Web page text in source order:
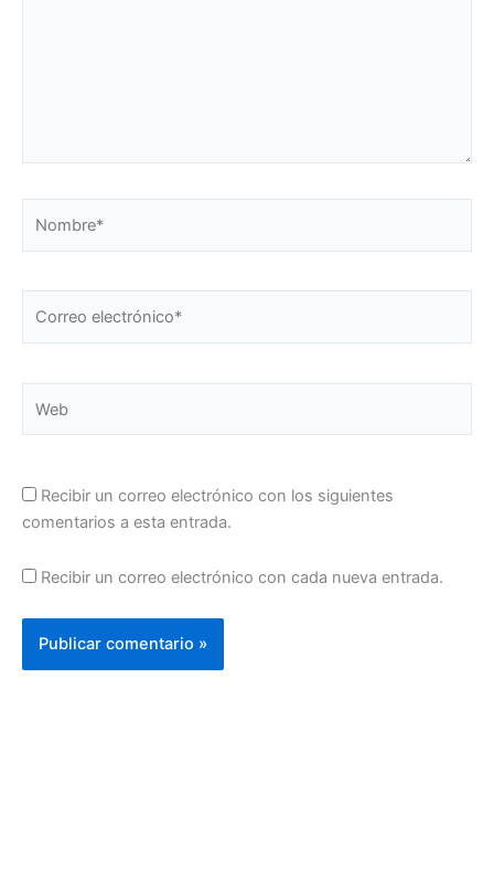
electrónico*
Recibir un correo electrónico con los siguientes
comentarios a esta entrada.
Recibir un correo electrónico con cada nueva entrada.